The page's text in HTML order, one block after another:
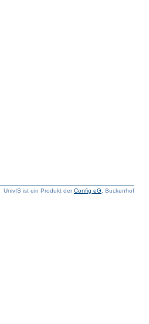
UnivIS ist ein Produkt derConfig eG , Buckenhof